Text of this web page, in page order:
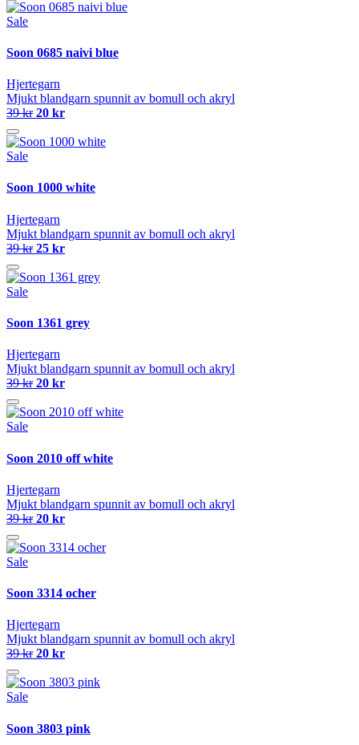
Sale
Soon 0685 naivi blue
Hjertegarn
Mjukt blandgarn spunnit av bomull och akryl
39 kr 20 kr
Sale
Soon 1000 white
Hjertegarn
Mjukt blandgarn spunnit av bomull och akryl
39 kr 25 kr
Sale
Soon 1361 grey
Hjertegarn
Mjukt blandgarn spunnit av bomull och akryl
39 kr 20 kr
Sale
Soon 2010 off white
Hjertegarn
Mjukt blandgarn spunnit av bomull och akryl
39 kr 20 kr
Sale
Soon 3314 ocher
Hjertegarn
Mjukt blandgarn spunnit av bomull och akryl
39 kr 20 kr
Sale
Soon 3803 pink